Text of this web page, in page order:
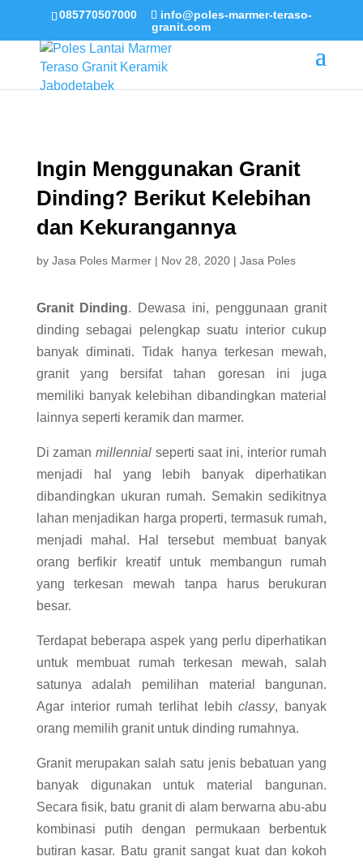
085770507000
info@poles-marmer-teraso-
granit.com
Ingin Menggunakan Granit
Dinding? Berikut Kelebihan
dan Kekurangannya
by Jasa Poles Marmer| Nov 28, 2020| Jasa Poles
Granit Dinding. Dewasa ini, penggunaan granit
dinding sebagai pelengkap suatu interior cukup
banyak diminati. Tidak hanya terkesan mewah,
granit yang bersifat tahan goresan ini juga
memiliki banyak kelebihan dibandingkan material
lainnya seperti keramik dan marmer.
Di zamanmillennial seperti saat ini, interior rumah
menjadi hal yang lebih banyak diperhatikan
dibandingkan ukuran rumah. Semakin sedikitnya
lahan menjadikan harga properti, termasuk rumah,
menjadi mahal. Hal tersebut membuat banyak
orang berfikir kreatif untuk membangun rumah
yang terkesan mewah tanpa harus berukuran
besar.
Terdapat beberapa aspek yang perlu diperhatikan
untuk membuat rumah terkesan mewah, salah
satunya adalah pemilihan material bangunan.
Agar interior rumah terlihat lebihclassy, banyak
orang memilih granit untuk dinding rumahnya.
Granit merupakan salah satu jenis bebatuan yang
banyak digunakan untuk material bangunan.
Secara fisik, batu granit di alam berwarna abu-abu
kombinasi putih dengan permukaan berbentuk
butiran kasar. Batu granit sangat kuat dan kokoh